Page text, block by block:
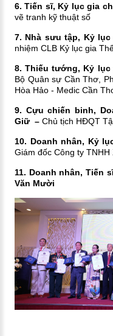
6. Tiến sĩ, Kỷ lục gia
vẽ tranh kỹ thuật số
7. Nhà sưu tập, Kỷ
nhiệm CLB Kỷ lục gia
8. Thiếu tướng, Kỷ lục
Bộ Quân sự Cần Thơ,
Hòa Hảo - Medic Cần
9. Cựu chiến binh,
Giữ – Chủ tịch HĐQT
10. Doanh nhân, Kỷ
Giám đốc Công ty
11. Doanh nhân, Tiến
Văn Mười